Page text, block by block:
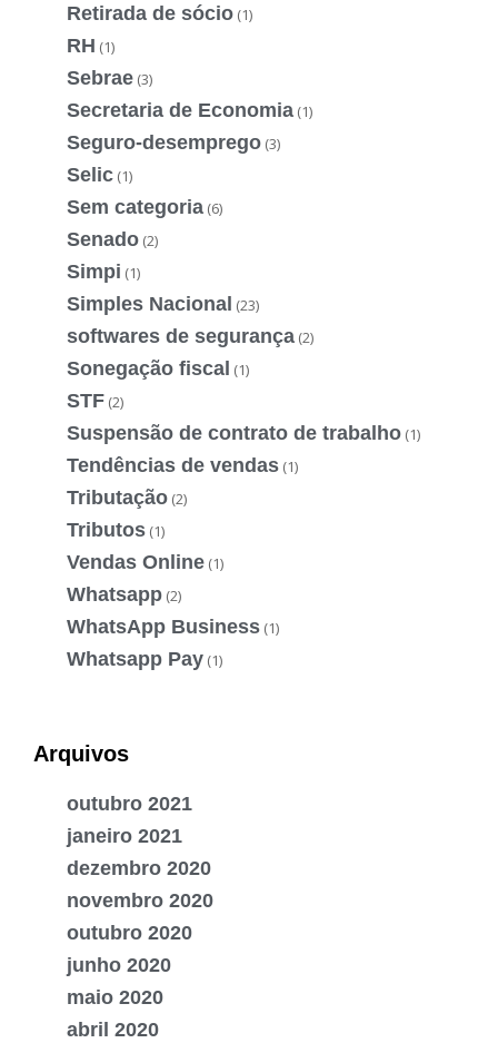
Retirada de sócio (1)
RH (1)
Sebrae (3)
Secretaria de Economia (1)
Seguro-desemprego (3)
Selic (1)
Sem categoria (6)
Senado (2)
Simpi (1)
Simples Nacional (23)
softwares de segurança (2)
Sonegação fiscal (1)
STF (2)
Suspensão de contrato de trabalho (1)
Tendências de vendas (1)
Tributação (2)
Tributos (1)
Vendas Online (1)
Whatsapp (2)
WhatsApp Business (1)
Whatsapp Pay (1)
Arquivos
outubro 2021
janeiro 2021
dezembro 2020
novembro 2020
outubro 2020
junho 2020
maio 2020
abril 2020